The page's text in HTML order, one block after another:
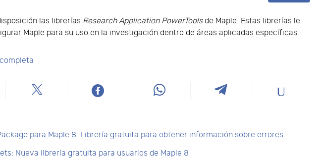
las librerías Research Application PowerToolsde Maple. Estas librerías le
Maple para su uso en la investigación dentro de áreas aplicadas específicas.
para Maple 8: Librería gratuita para obtener información sobre errores
Nueva librería gratuita para usuarios de Maple 8